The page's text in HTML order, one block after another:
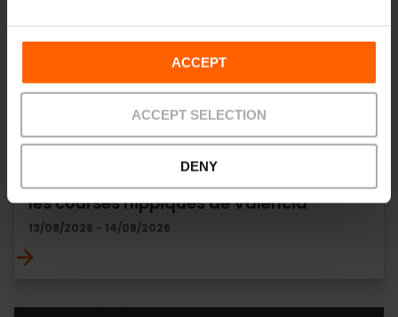
ACCEPT
ACCEPT SELECTION
DENY
Coup d’envoi des « Corregudes de Joies » :
les courses hippiques de Valencia
13/08/2026 - 14/08/2026